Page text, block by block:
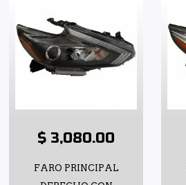
$ 3,080.00
FARO PRINCIPAL